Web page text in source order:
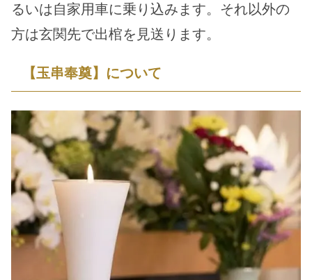
るいは自家用車に乗り込みます。それ以外の
方は玄関先で出棺を見送ります。
【玉串奉奠】について